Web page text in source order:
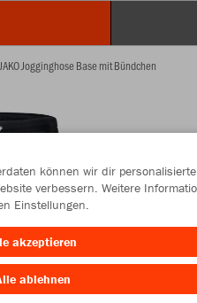
JAKO Jogginghose Base mit Bündchen
können wir dir personalisierte
verbessern. Weitere
Einstellungen.
akzeptieren
ablehnen